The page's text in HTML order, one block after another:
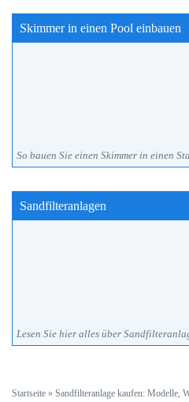
Skimmer in einen Pool einbauen
So bauen Sie einen Skimmer in einen
Sandfilteranlagen
Lesen Sie hier alles über
Startseite » Sandfilteranlage kaufen: Modelle,